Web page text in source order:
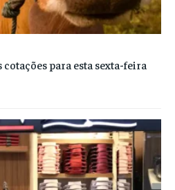
para esta sexta-feira